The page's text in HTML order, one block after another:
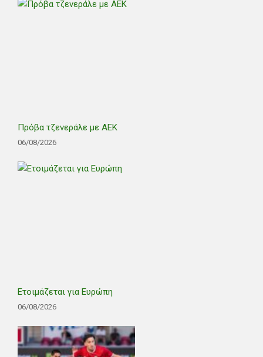
Πρόβα τζενεράλε με ΑΕΚ
06/08/2026
Ετοιμάζεται για Ευρώπη
06/08/2026